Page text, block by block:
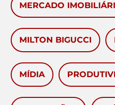
MERCADO
MILTON BIGUCCI
MÍDIA